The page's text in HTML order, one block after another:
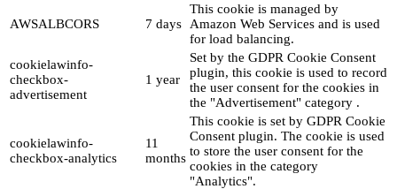
AWSALBCORS 7 days
This cookie is managed by
Amazon Web Services and is used
for load balancing.
cookielawinfo-
checkbox-
advertisement
1 year
Set by the GDPR Cookie Consent
plugin, this cookie is used to record
the user consent for the cookies in
the "Advertisement" category .
cookielawinfo-
checkbox-analytics
11
months
This cookie is set by GDPR Cookie
Consent plugin. The cookie is used
to store the user consent for the
cookies in the category
"Analytics".